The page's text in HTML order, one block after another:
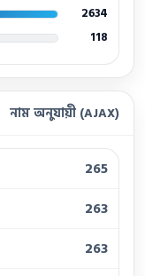
2634
118
নাম অনুযায়ী (AJAX)
265
263
263